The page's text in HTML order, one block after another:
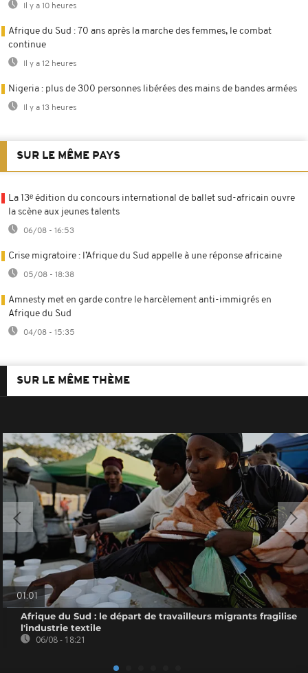
Il y a 10 heures
Afrique du Sud : 70 ans après la marche des femmes, le combat
continue
Il y a 12 heures
Nigeria : plus de 300 personnes libérées des mains de bandes armées
Il y a 13 heures
SUR LE MÊME PAYS
La 13ᵉ édition du concours international de ballet sud-africain ouvre
la scène aux jeunes talents
06/08 - 16:53
Crise migratoire : l’Afrique du Sud appelle à une réponse africaine
05/08 - 18:38
Amnesty met en garde contre le harcèlement anti-immigrés en
Afrique du Sud
04/08 - 15:35
SUR LE MÊME THÈME
01:01
Afrique du Sud : le départ de travailleurs migrants fragilise
l'industrie textile
06/08 - 18:21